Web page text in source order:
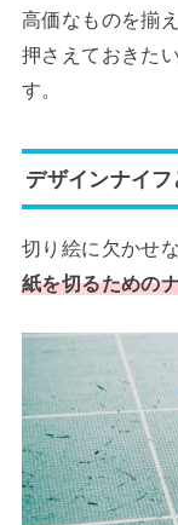
高価なものを揃
押さえておきた
す。
デザインナイ
切り絵に欠かせ
紙を切るための